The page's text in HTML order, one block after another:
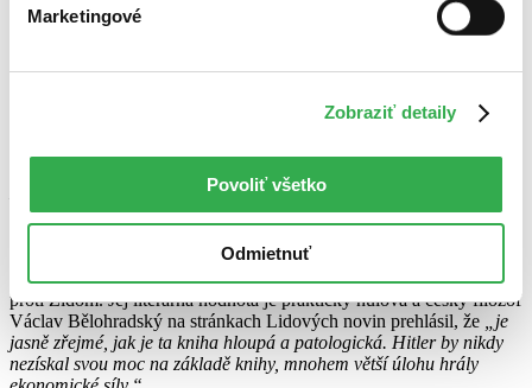
Marketingové
Zobraziť detaily
Povoliť všetko
Odmietnuť
sa stal celosvetovým bestsellerom. Počas trvania tzv.
Tretej ríše sa ho predalo viac ako 10 miliónov kusov (viac ako
pobytu vo väzení, kam sa dostal po spackanom pokuse o zvrhnutie
bavorskej vlády. Kniha je plná predsudkov a nenávistného štvania
proti Židom. Jej literárna hodnota je prakticky nulová a český filozof
Václav Bělohradský na stránkach Lidových novin prehlásil, že
„je
jasně zřejmé, jak je ta kniha hloupá a patologická. Hitler by nikdy
nezískal svou moc na základě knihy, mnohem větší úlohu hrály